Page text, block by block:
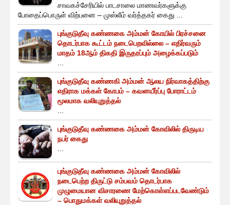
சாவகச்சேரியில் பாடசாலை மாணவர்களுக்கு
போதைப்பொருள் விற்பனை – முஸ்லீம் வர்த்தகர் கைது ...
புங்குடுதீவு கண்ணகை அம்மன் கோயில் பிரச்சனை
தொடர்பாக கூட்டம் நடைபெறவில்லை – எதிர்வரும்
மாதம் 18ஆம் திகதி இருதரப்பும் அழைக்கப்படும்
புங்குடுதீவு கண்ணகி அம்மன் ஆலய நிர்வாகத்திற்கு
எதிராக மக்கள் கோபம் – கவனயீர்ப்பு போராட்டம்
மூலமாக வலியுறுத்தல்
புங்குடுதீவு கண்ணகை அம்மன் கோவிலில் திருடிய
நபர் கைது
புங்குடுதீவு கண்ணகை அம்மன் கோவிலில்
நடைபெற்ற திருட்டு சம்பவம் தொடர்பாக
முழுமையான விசாரணை மேற்கொள்ளப்படவேண்டும்
– பொதுமக்கள் வலியுறுத்தல்